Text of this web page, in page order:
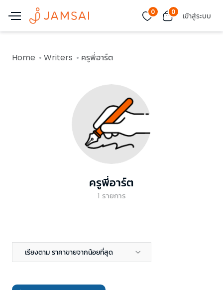
0 0 เข้าสู่ระบบ
Home Writers ครูพี่อาร์ต
ครูพี่อาร์ต
1 รายการ
เรียงตาม ราคาขายจากน้อยที่สุด